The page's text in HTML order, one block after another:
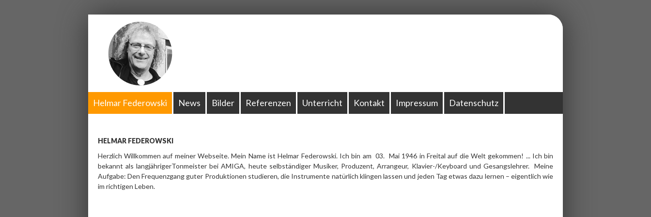
Helmar Federowski News Bilder Referenzen Unterricht Kontakt Impressum Datenschutz
HELMAR FEDEROWSKI
Herzlich Willkommen auf meiner Webseite. Mein Name ist Helmar Federowski. Ich bin am 03. Mai 1946 in Freital auf die Welt gekommen! ... Ich bin
bekannt als langjährigerTonmeister bei AMIGA, heute selbständiger Musiker, Produzent, Arrangeur, Klavier-/Keyboard und Gesangslehrer. Meine
Aufgabe: Den Frequenzgang guter Produktionen studieren, die Instrumente natürlich klingen lassen und jeden Tag etwas dazu lernen – eigentlich wie
im richtigen Leben.